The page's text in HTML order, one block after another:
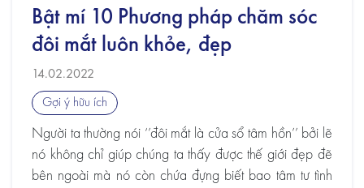
Bật mí 10 Phương pháp chăm sóc
đôi mắt luôn khỏe, đẹp
14.02.2022
Gợi ý hữu ích
Người ta thường nói ‘’đôi mắt là cửa sổ tâm hồn’’ bởi lẽ
nó không chỉ giúp chúng ta thấy được thế giới đẹp đẽ
bên ngoài mà nó còn chứa đựng biết bao tâm tư tình